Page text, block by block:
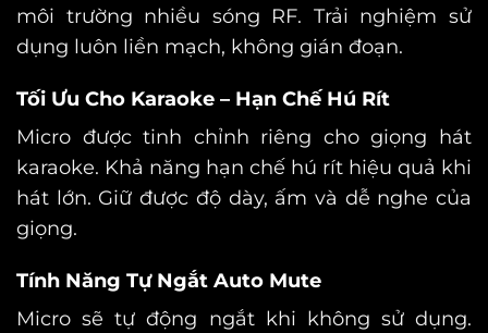
môi trường nhiều sóng RF. Trải nghiệm sử
dụng luôn liền mạch, không gián đoạn.
Tối Ưu Cho Karaoke – Hạn Chế Hú Rít
Micro được tinh chỉnh riêng cho giọng hát
karaoke. Khả năng hạn chế hú rít hiệu quả khi
hát lớn. Giữ được độ dày, ấm và dễ nghe của
giọng.
Tính Năng Tự Ngắt Auto Mute
Micro sẽ tự động ngắt khi không sử dụng.